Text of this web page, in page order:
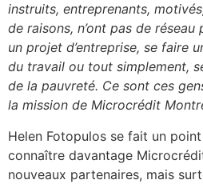
instruits, entreprenants,
de raisons, n’ont pas de
un projet d’entreprise, se faire
du travail ou tout simplement,
de la pauvreté. Ce sont ces
la mission de Microcrédit
Helen Fotopulos se fait un
connaître davantage
nouveaux partenaires, mais